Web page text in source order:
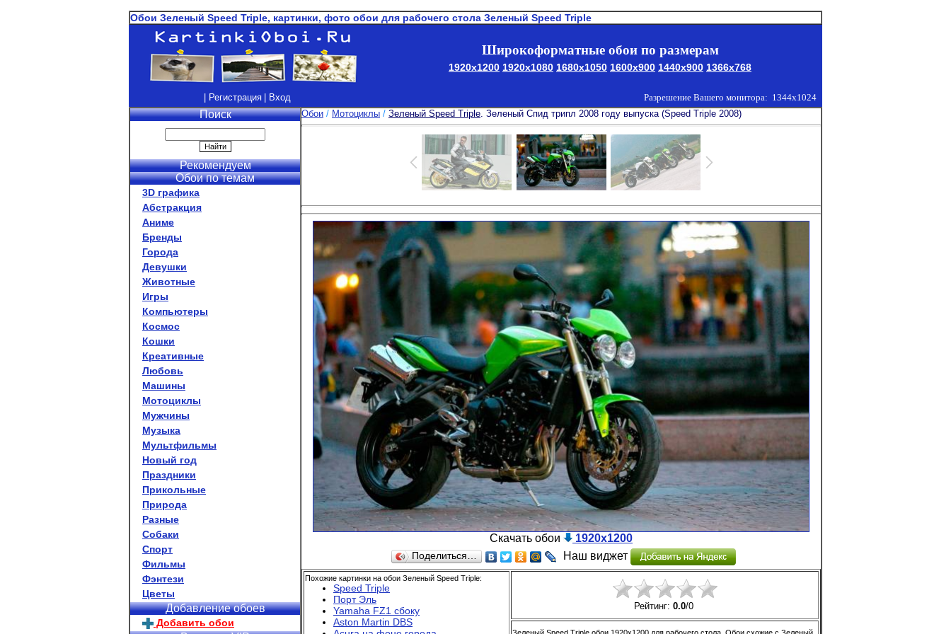
Обои Зеленый Speed Triple, картинки, фото обои для рабочего стола Зеленый Speed Triple
Широкоформатные обои по размерам
1920x1200 1920x1080 1680x1050 1600x900 1440x900 1366x768
| Регистрация | Вход Разрешение Вашего монитора: 1344x1024
Поиск
Рекомендуем
Обои по темам
3D графика
Абстракция
Аниме
Бренды
Города
Девушки
Животные
Игры
Компьютеры
Космос
Кошки
Креативные
Любовь
Машины
Мотоциклы
Мужчины
Музыка
Мультфильмы
Новый год
Праздники
Прикольные
Природа
Разные
Собаки
Спорт
Фильмы
Фэнтези
Цветы
Добавление обоев
Добавить обои
Обои / Мотоциклы / Зеленый Speed Triple. Зеленый Спид трипл 2008 году выпуска (Speed Triple 2008)
Скачать обои 1920x1200
Поделиться… Наш виджет
Похожие картинки на обои Зеленый Speed Triple:
Speed Triple
Порт Эль
Yamaha FZ1 сбоку
Aston Martin DBS
Рейтинг: 0.0/0